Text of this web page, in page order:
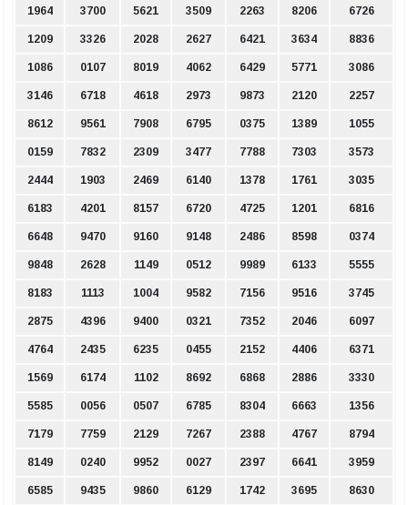
1964 3700 5621 3509 2263 8206 6726
1209 3326 2028 2627 6421 3634 8836
1086 0107 8019 4062 6429 5771 3086
3146 6718 4618 2973 9873 2120 2257
8612 9561 7908 6795 0375 1389 1055
0159 7832 2309 3477 7788 7303 3573
2444 1903 2469 6140 1378 1761 3035
6183 4201 8157 6720 4725 1201 6816
6648 9470 9160 9148 2486 8598 0374
9848 2628 1149 0512 9989 6133 5555
8183 1113 1004 9582 7156 9516 3745
2875 4396 9400 0321 7352 2046 6097
4764 2435 6235 0455 2152 4406 6371
1569 6174 1102 8692 6868 2886 3330
5585 0056 0507 6785 8304 6663 1356
7179 7759 2129 7267 2388 4767 8794
8149 0240 9952 0027 2397 6641 3959
6585 9435 9860 6129 1742 3695 8630